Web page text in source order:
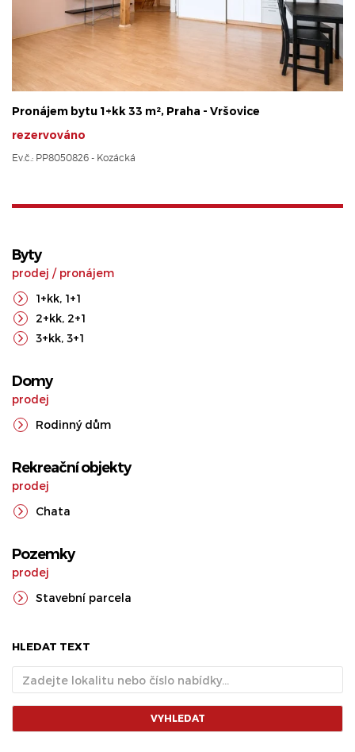
Pronájem bytu 1+kk 33 m², Praha - Vršovice
rezervováno
Ev.č.: PP8050826 - Kozácká
Byty
prodej / pronájem
1+kk, 1+1
2+kk, 2+1
3+kk, 3+1
Domy
prodej
Rodinný dům
Rekreační objekty
prodej
Chata
Pozemky
prodej
Stavební parcela
HLEDAT TEXT
VYHLEDAT